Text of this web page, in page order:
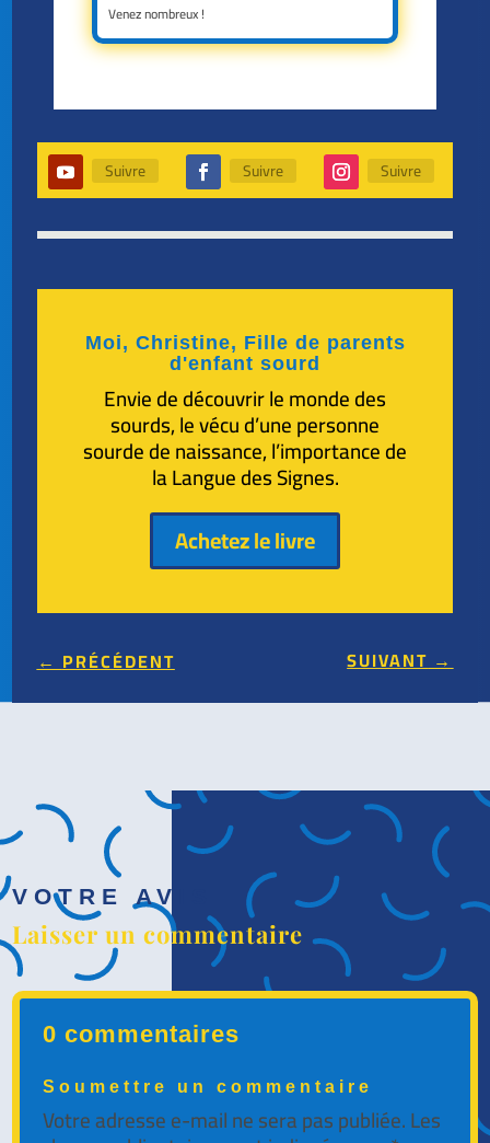
Venez nombreux !
Suivre Suivre Suivre
Moi, Christine, Fille de parents
d'enfant sourd
Envie de découvrir le monde des
sourds, le vécu d’une personne
sourde de naissance, l’importance de
la Langue des Signes.
Achetez le livre
←PRÉCÉDENT SUIVANT→
VOTRE AVIS
Laisser un commentaire
0 commentaires
Soumettre un commentaire
Votre adresse e-mail ne sera pas publiée.Les